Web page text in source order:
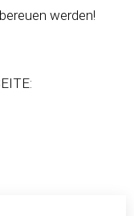
werden!